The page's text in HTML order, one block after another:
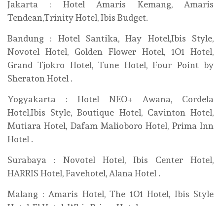
Jakarta : Hotel Amaris Kemang, Amaris
Tendean,Trinity Hotel, Ibis Budget.
Bandung : Hotel Santika, Hay Hotel,Ibis Style,
Novotel Hotel, Golden Flower Hotel, 1O1 Hotel,
Grand Tjokro Hotel, Tune Hotel, Four Point by
Sheraton Hotel .
Yogyakarta : Hotel NEO+ Awana, Cordela
Hotel,Ibis Style, Boutique Hotel, Cavinton Hotel,
Mutiara Hotel, Dafam Malioboro Hotel, Prima Inn
Hotel .
Surabaya : Novotel Hotel, Ibis Center Hotel,
HARRIS Hotel, Favehotel, Alana Hotel .
Malang : Amaris Hotel, The 1O1 Hotel, Ibis Style